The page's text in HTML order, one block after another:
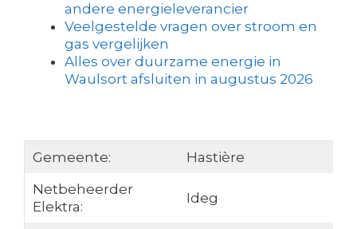
andere energieleverancier
Veelgestelde vragen over stroom en
gas vergelijken
Alles over duurzame energie in
Waulsort afsluiten in augustus 2026
Gemeente:
Hastière
Netbeheerder
Elektra:
Ideg